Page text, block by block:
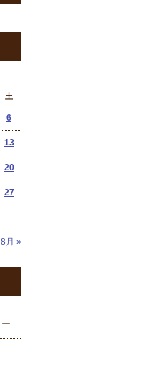
土
8月 »
6
13
20
27
トールにウェルカムプランフォーカルスピーカー＆ウーハー